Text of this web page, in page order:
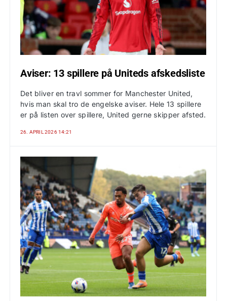
Aviser: 13 spillere på Uniteds afskedsliste
Det bliver en travl sommer for Manchester United,
hvis man skal tro de engelske aviser. Hele 13 spillere
er på listen over spillere, United gerne skipper afsted.
26. APRIL 2026 14:21